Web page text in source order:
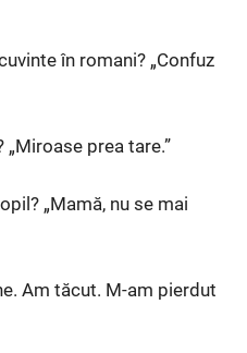
în romani? „Confuz
prea tare.”
„Mamă, nu se mai
Am tăcut. M-am pierdut